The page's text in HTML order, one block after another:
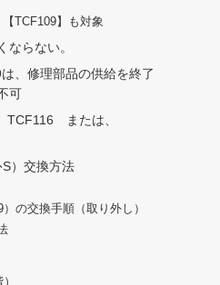
TCF109】も対象
ならない。
、修理部品の供給を終了
可
または、
S）交換方法
）の交換手順（取り外し）